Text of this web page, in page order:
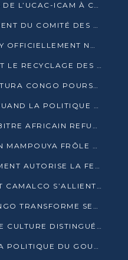
IMMERSION DES ÉTUDIANTS DE L’UCAC-ICAM À CONGO TERMINAL
LAMYR NGUELE ÉLU PRÉSIDENT DU COMITÉ DES MEMBRES D’HONNEUR DU PCT
FOOTBALL : CLAUDE LE ROY OFFICIELLEMENT NOMMÉ SÉLECTIONNEUR DU CONGO
CONGO TERMINAL SOUTIENT LE RECYCLAGE DES DÉCHETS PLASTIQUES À POINTE-NOIRE
CONGO TERMINAL ET RENATURA CONGO POURSUIVENT LEUR COMBAT POUR LA BIODIVERSITÉ
COUPE DU MONDE 2026 : QUAND LA POLITIQUE MENACE L’UNIVERSALITÉ DU FOOTBALL
COUPE DU MONDE : UN ARBITRE AFRICAIN REFUSÉ À L’ENTRÉE DES ÉTATS-UNIS
LE DÉPUTÉ HELLOT MATSON MAMPOUYA FRÔLE LA MORT LORS D’UNE EMBUSCADE DZNS LE POOL
FOOTBALL : LE GOUVERNEMENT AUTORISE LA FECOFOOT À OCCUPER LES COMPLEXES SPORTIFS
CAMEROUN : L’ÉTAT, AGL ET CAMALCO S’ALLIENT POUR UN MÉGA-PROJET FERROVIAIRE
ENVIRONNEMENT : AGL CONGO TRANSFORME SES DÉCHETS EN OUTILS DE FORMATION
DES HOMMES ET FEMMES DE CULTURE DISTINGUÉS POUR LEUR ENGAGEMENT PAR BANTOU CULTURE
MATHIAS DZON CRITIQUE LA POLITIQUE DU GOUVERNEMENT ET ALERTE SUR LA DETTE DU CONGO